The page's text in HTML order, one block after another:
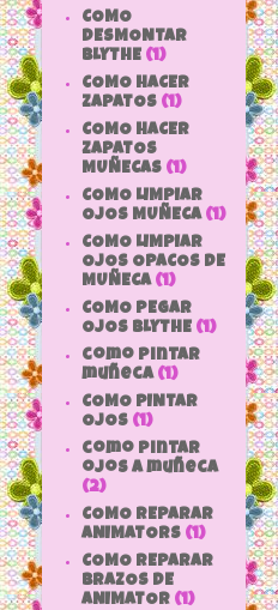
COMO
DESMONTAR
BLYTHE (1)
COMO HACER
ZAPATOS (1)
COMO HACER
ZAPATOS
MUÑECAS (1)
COMO LIMPIAR
OJOS MUÑECA (1)
COMO LIMPIAR
OJOS OPACOS DE
MUÑECA (1)
COMO PEGAR
OJOS BLYTHE (1)
como pintar
muñeca (1)
COMO PINTAR
OJOS (1)
como pintar
ojos a muñeca
(2)
COMO REPARAR
ANIMATORS (1)
COMO REPARAR
BRAZOS DE
ANIMATOR (1)